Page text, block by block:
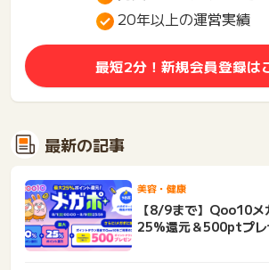
20年以上の運営実績
最短2分！新規会員登録は
最新の記事
美容・健康
【8/9まで】Qoo10メ
25%還元＆500ptプレ